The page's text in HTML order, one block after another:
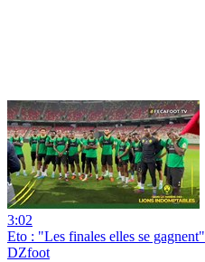
3:02
Eto : "Les finales elles se gagnent"
DZfoot